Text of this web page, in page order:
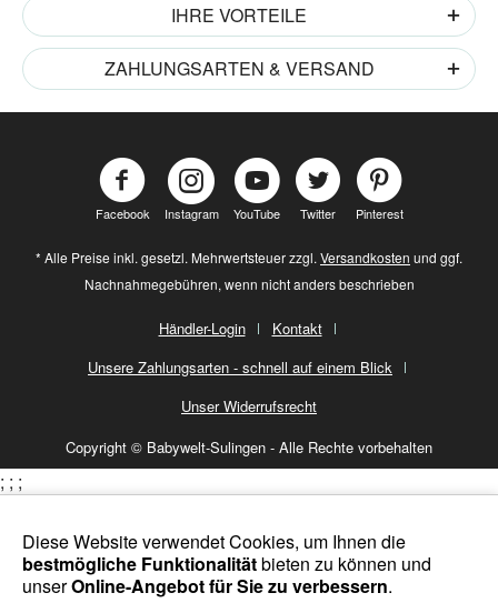
IHRE VORTEILE
ZAHLUNGSARTEN & VERSAND
Facebook Instagram YouTube Twitter Pinterest
* Alle Preise inkl. gesetzl. Mehrwertsteuer zzgl. Versandkosten und ggf.
Nachnahmegebühren, wenn nicht anders beschrieben
Händler-Login
Kontakt
Unsere Zahlungsarten - schnell auf einem Blick
Unser Widerrufsrecht
Copyright © Babywelt-Sulingen - Alle Rechte vorbehalten
Diese Website verwendet Cookies, um Ihnen die
bestmögliche Funktionalitätbieten zu können und
unserOnline-Angebot für Sie zu verbessern.
; ; ;